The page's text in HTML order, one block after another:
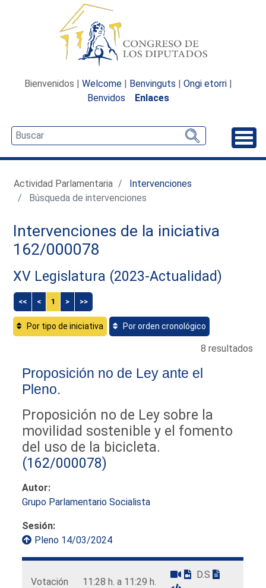
Bienvenidos | Welcome | Benvinguts | Ongi etorri |
Benvidos
Enlaces
Actividad Parlamentaria
Intervenciones
Búsqueda de intervenciones
Intervenciones de la iniciativa
162/000078
XV Legislatura (2023-Actualidad)
<< < 1 > >>
Por tipo de iniciativa Por orden cronológico
8 resultados
Proposición no de Ley ante el
Pleno.
Proposición no de Ley sobre la
movilidad sostenible y el fomento
del uso de la bicicleta.
(162/000078)
Autor:
Grupo Parlamentario Socialista
Sesión:
Pleno 14/03/2024
Votación 11:28 h. a 11:29 h.
D.S